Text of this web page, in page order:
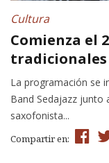
Cultura
Comienza el
tradicionales
La programación se
Band Sedajazz junto
saxofonista...
Compartir en: